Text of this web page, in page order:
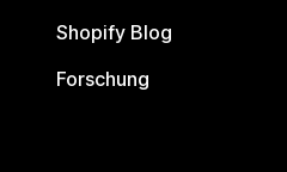
Shopify Blog
Forschung